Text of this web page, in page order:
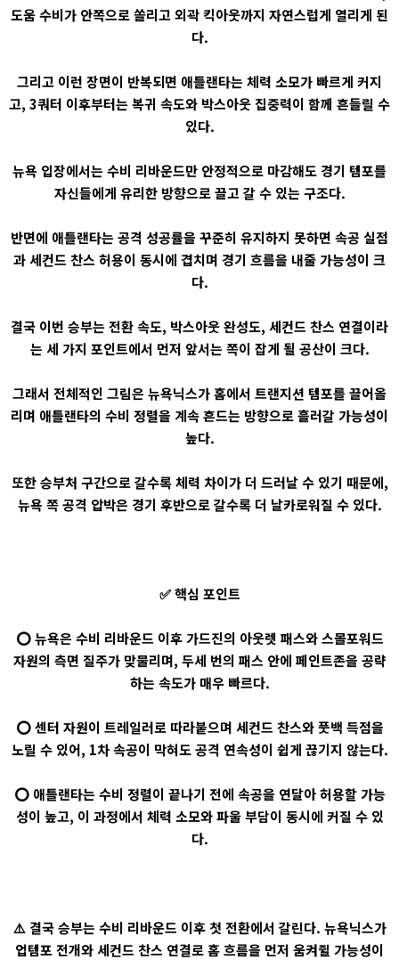
도움 수비가 안쪽으로 쏠리고 외곽 킥아웃까지 자연스럽게 열리게 된
다.
그리고 이런 장면이 반복되면 애틀랜타는 체력 소모가 빠르게 커지
고, 3쿼터 이후부터는 복귀 속도와 박스아웃 집중력이 함께 흔들릴 수
있다.
뉴욕 입장에서는 수비 리바운드만 안정적으로 마감해도 경기 템포를
자신들에게 유리한 방향으로 끌고 갈 수 있는 구조다.
반면에 애틀랜타는 공격 성공률을 꾸준히 유지하지 못하면 속공 실점
과 세컨드 찬스 허용이 동시에 겹치며 경기 흐름을 내줄 가능성이 크
다.
결국 이번 승부는 전환 속도, 박스아웃 완성도, 세컨드 찬스 연결이라
는 세 가지 포인트에서 먼저 앞서는 쪽이 잡게 될 공산이 크다.
그래서 전체적인 그림은 뉴욕닉스가 홈에서 트랜지션 템포를 끌어올
리며 애틀랜타의 수비 정렬을 계속 흔드는 방향으로 흘러갈 가능성이
높다.
또한 승부처 구간으로 갈수록 체력 차이가 더 드러날 수 있기 때문에,
뉴욕 쪽 공격 압박은 경기 후반으로 갈수록 더 날카로워질 수 있다.
✅ 핵심 포인트
⭕ 뉴욕은 수비 리바운드 이후 가드진의 아웃렛 패스와 스몰포워드
자원의 측면 질주가 맞물리며, 두세 번의 패스 안에 페인트존을 공략
하는 속도가 매우 빠르다.
⭕ 센터 자원이 트레일러로 따라붙으며 세컨드 찬스와 풋백 득점을
노릴 수 있어, 1차 속공이 막혀도 공격 연속성이 쉽게 끊기지 않는다.
⭕ 애틀랜타는 수비 정렬이 끝나기 전에 속공을 연달아 허용할 가능
성이 높고, 이 과정에서 체력 소모와 파울 부담이 동시에 커질 수 있
다.
⚠️ 결국 승부는 수비 리바운드 이후 첫 전환에서 갈린다. 뉴욕닉스가
업템포 전개와 세컨드 찬스 연결로 홈 흐름을 먼저 움켜쥘 가능성이